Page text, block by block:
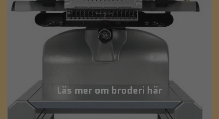
Läs mer om broderi här